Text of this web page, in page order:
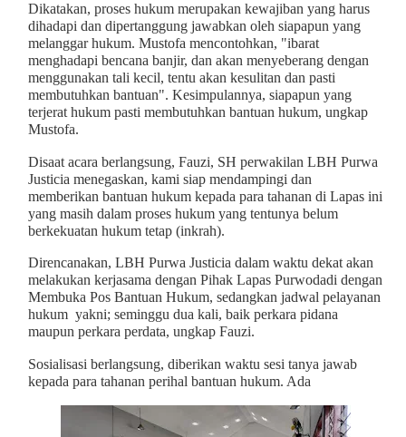
Dikatakan, proses hukum merupakan kewajiban yang harus
dihadapi dan dipertanggung jawabkan oleh siapapun yang
melanggar hukum. Mustofa mencontohkan, "ibarat
menghadapi bencana banjir, dan akan menyeberang dengan
menggunakan tali kecil, tentu akan kesulitan dan pasti
membutuhkan bantuan". Kesimpulannya, siapapun yang
terjerat hukum pasti membutuhkan bantuan hukum, ungkap
Mustofa.
Disaat acara berlangsung, Fauzi, SH perwakilan LBH Purwa
Justicia menegaskan, kami siap mendampingi dan
memberikan bantuan hukum kepada para tahanan di Lapas ini
yang masih dalam proses hukum yang tentunya belum
berkekuatan hukum tetap (inkrah).
Direncanakan, LBH Purwa Justicia dalam waktu dekat akan
melakukan kerjasama dengan Pihak Lapas Purwodadi dengan
Membuka Pos Bantuan Hukum, sedangkan jadwal pelayanan
hukum yakni; seminggu dua kali, baik perkara pidana
maupun perkara perdata, ungkap Fauzi.
Sosialisasi berlangsung, diberikan waktu sesi tanya jawab
kepada para tahanan perihal bantuan hukum. Ada